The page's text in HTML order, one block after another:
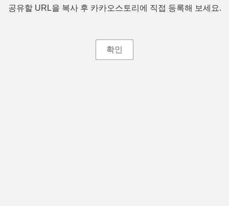
공유할 URL을 복사 후 카카오스토리에 직접 등록해 보세요.
확인